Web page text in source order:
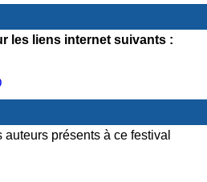
les liens internet suivants :
présents à ce festival